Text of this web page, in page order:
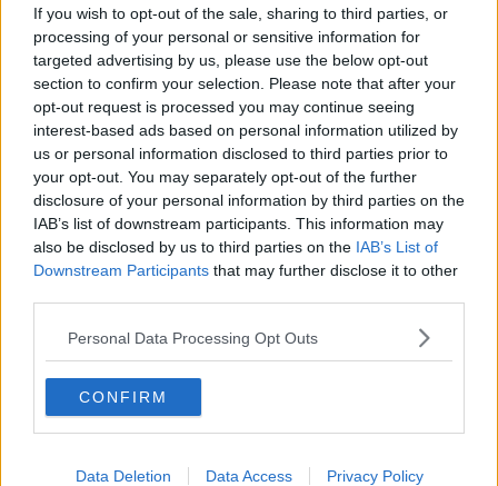
If you wish to opt-out of the sale, sharing to third parties, or
processing of your personal or sensitive information for
targeted advertising by us, please use the below opt-out
section to confirm your selection. Please note that after your
opt-out request is processed you may continue seeing
interest-based ads based on personal information utilized by
us or personal information disclosed to third parties prior to
your opt-out. You may separately opt-out of the further
disclosure of your personal information by third parties on the
IAB’s list of downstream participants. This information may
also be disclosed by us to third parties on the IAB’s List of
Downstream Participants that may further disclose it to other
Personal Data Processing Opt Outs
CONFIRM
Data Deletion Data Access Privacy Policy
un nuovo inizio e infatti ci si augura buona fine e buon principio.
Tipo: è morto il re, viva il re. Oppure: morto un papa, se ne fa un
altro, a parte questo nostro sarebbe bene non morisse mai, lo dico
anche se non credente. Insomma nella vita principio della fine e
fine del principio si rincorrono dandoci l’illusione e l’ebbrezza di
questa breve eternità che è la nostra esistenza. Un ciclo che
sembra ininterrotto, un principio illusorio di infinito, di progresso e
sopravvivenza di cui tutti, nonostante ogni leopardiano venditore di
almanacchi, abbiamo comunque bisogno. Prima che il principe
delle tenebre venga a reclamarci l’anima e noi a dirgli che no, non
gliel’abbiamo mai venduta. Tuttalpiù, a volte imprestata. Che non
esiste proprio. Buona domenica e buona fortuna.
Chiedo scusa a tutti, competenti e professori, per imprecisioni,
bischerate, errori
di cui, pur tuttavia e con tutto il cuore, né mi pento, né provo alcun
dolore.
Libero Venturi